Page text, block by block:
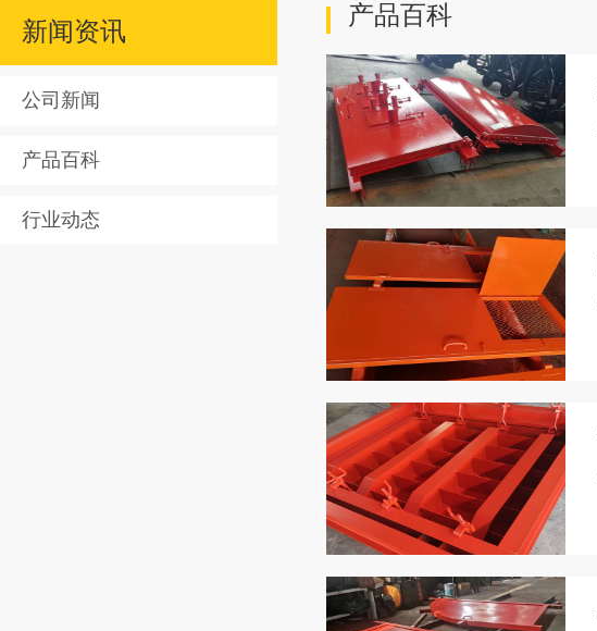
新闻资讯
公司新闻
产品百科
行业动态
产品百科